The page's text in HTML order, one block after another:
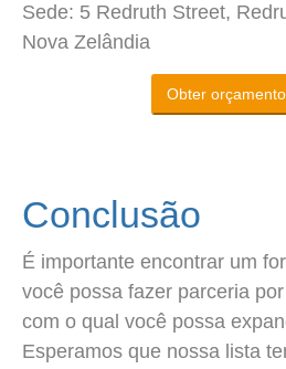
Sede: 5 Redruth Street,
Nova Zelândia
Obter
Conclusão
É importante encontrar um
você possa fazer parceria
com o qual você possa
Esperamos que nossa lista